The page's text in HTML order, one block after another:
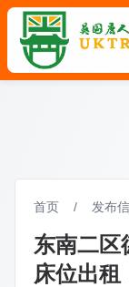
首页 / 发布
东南二区
床位出租